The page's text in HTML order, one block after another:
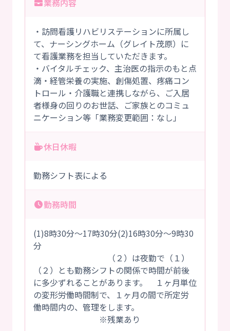
業務内容
・訪問看護リハビリステーションに所属し
て、ナーシングホーム（グレイト茂原）に
て看護業務を担当していただきます。
・バイタルチェック、主治医の指示のもと点
滴・経管栄養の実施、創傷処置、疼痛コン
トロール・介護職と連携しながら、ご入居
者様身の回りのお世話、ご家族とのコミュ
ニケーション等「業務変更範囲：なし」
休日休暇
勤務シフト表による
勤務時間
(1)8時30分～17時30分(2)16時30分～9時30
分
（２）は夜勤で（１）
（２）とも勤務シフトの関係で時間が前後
に多少ずれることがあります。 １ヶ月単位
の変形労働時間制で、１ヶ月の間で所定労
働時間内の、管理をします。
※残業あり